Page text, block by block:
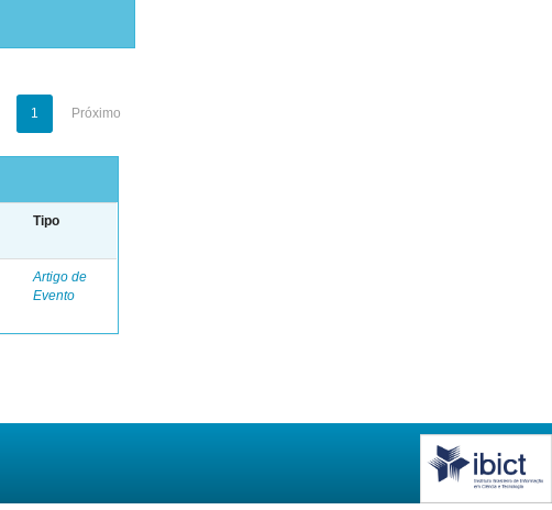
1 Próximo
Tipo
Artigo de
Evento